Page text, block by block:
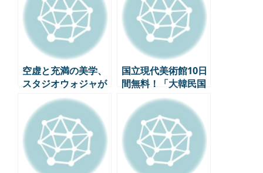
空虚と充満の美学、
スタジオウォジャが
提案する新しい韓国
的なデザイン
国立現代美術館10日
間無料！「大韓民国
美術祭」見逃せない
展覧会4選